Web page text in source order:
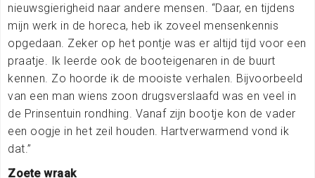
nieuwsgierigheid naar andere mensen. “Daar, en tijdens
mijn werk in de horeca, heb ik zoveel mensenkennis
opgedaan. Zeker op het pontje was er altijd tijd voor een
praatje. Ik leerde ook de booteigenaren in de buurt
kennen. Zo hoorde ik de mooiste verhalen. Bijvoorbeeld
van een man wiens zoon drugsverslaafd was en veel in
de Prinsentuin rondhing. Vanaf zijn bootje kon de vader
een oogje in het zeil houden. Hartverwarmend vond ik
dat.”
Zoete wraak